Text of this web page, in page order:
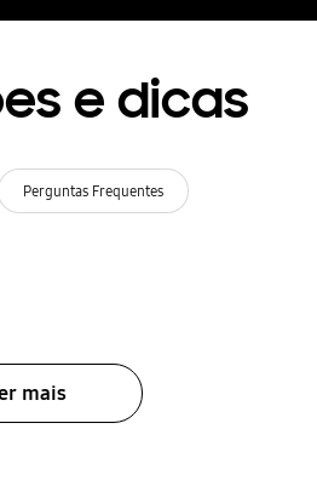
e dicas
Perguntas Frequentes
mais